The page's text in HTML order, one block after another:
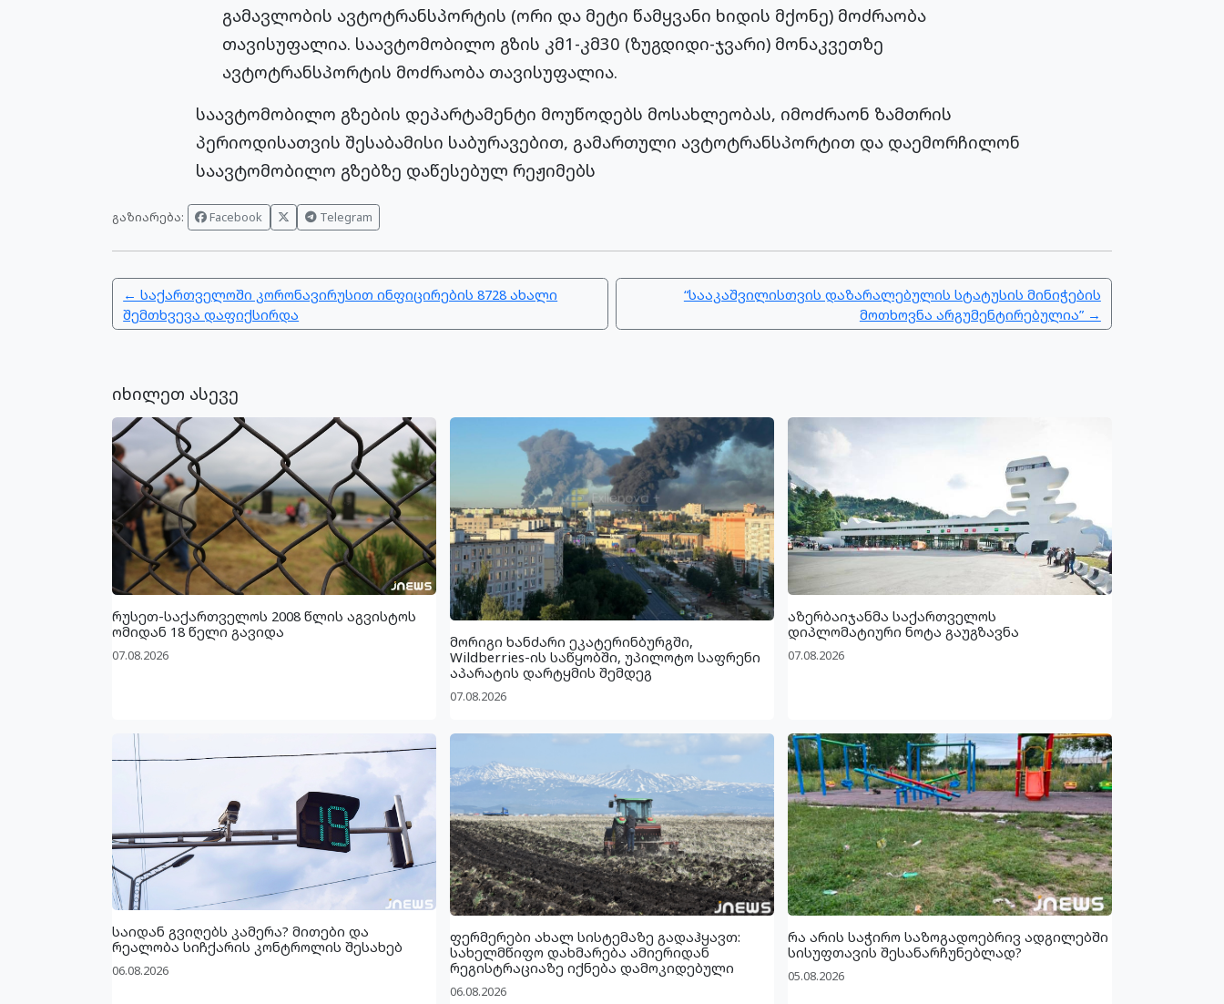
გამავლობის ავტოტრანსპორტის (ორი და მეტი წამყვანი ხიდის მქონე) მოძრაობა
თავისუფალია. საავტომობილო გზის კმ1-კმ30 (ზუგდიდი-ჯვარი) მონაკვეთზე
ავტოტრანსპორტის მოძრაობა თავისუფალია.
საავტომობილო გზების დეპარტამენტი მოუწოდებს მოსახლეობას, იმოძრაონ ზამთრის
პერიოდისათვის შესაბამისი საბურავებით, გამართული ავტოტრანსპორტით და დაემორჩილონ
საავტომობილო გზებზე დაწესებულ რეჟიმებს
გაზიარება: Facebook Telegram
← საქართველოში კორონავირუსით ინფიცირების 8728 ახალი
შემთხვევა დაფიქსირდა
“სააკაშვილისთვის დაზარალებულის სტატუსის მინიჭების
მოთხოვნა არგუმენტირებულია” →
იხილეთ ასევე
რუსეთ-საქართველოს 2008 წლის აგვისტოს
ომიდან 18 წელი გავიდა
07.08.2026
მორიგი ხანძარი ეკატერინბურგში,
Wildberries-ის საწყობში, უპილოტო საფრენი
აპარატის დარტყმის შემდეგ
07.08.2026
აზერბაიჯანმა საქართველოს
დიპლომატიური ნოტა გაუგზავნა
07.08.2026
საიდან გვიღებს კამერა? მითები და
რეალობა სიჩქარის კონტროლის შესახებ
06.08.2026
ფერმერები ახალ სისტემაზე გადაჰყავთ:
სახელმწიფო დახმარება ამიერიდან
რეგისტრაციაზე იქნება დამოკიდებული
06.08.2026
რა არის საჭირო საზოგადოებრივ ადგილებში
სისუფთავის შესანარჩუნებლად?
05.08.2026